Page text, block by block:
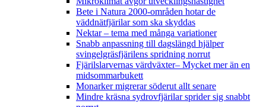
Bete i Natura 2000-områden hotar de
väddnätfjärilar som ska skyddas
Nektar – tema med många variationer
Snabb anpassning till dagslängd hjälper
svingelgräsfjärilens spridning norrut
Fjärilslarvernas värdväxter– Mycket mer än en
midsommarbukett
Monarker migrerar söderut allt senare
Mindre kräsna sydrovfjärilar sprider sig snabbt